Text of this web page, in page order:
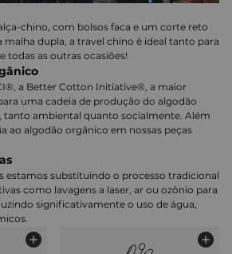
chino, com bolsos faca e um corte reto
dupla, a travel chino é ideal tanto para
todas as outras ocasiões!
a Better Cotton Initiative®, a maior
uma cadeia de produção do algodão
ambiental quanto socialmente. Além
ao algodão orgânico em nossas peças
estamos substituindo o processo tradicional
como lavagens a laser, ar ou ozônio para
significativamente o uso de água,